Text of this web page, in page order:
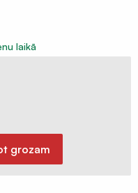
laikā
grozam